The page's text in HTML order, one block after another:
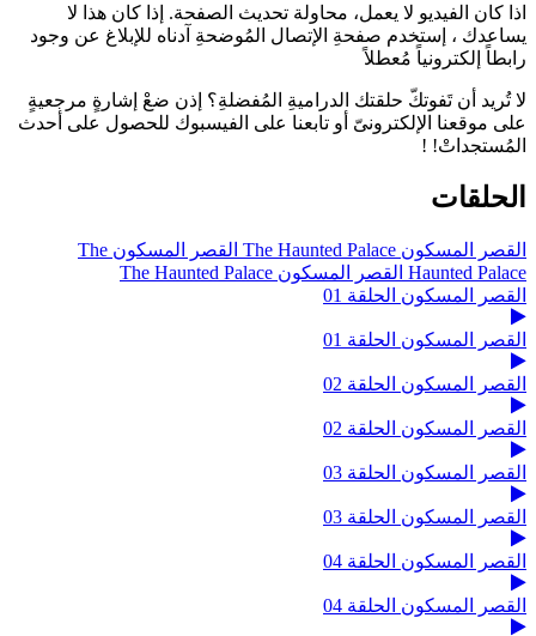
اذا كان الفيديو لا يعمل، محاولة تحديث الصفحة. إذا كان هذا لا
يساعدك ، إستخدم صفحةِ الإتصال المُوضحةِ آدناه للإبلاغ عن وجود
رابطاً إلكترونياً مُعطلاً
لا تُريد أن تَفوتكّ حلقتك الدراميةِ المُفضلةِ؟ إذن ضعْ إشارةٍ مرجعيةٍ
على موقعنا الإلكترونىّ أو تابعنا على الفيسبوك للحصول على أحدث
المُستجداتْ! !
الحلقات
القصر المسكون The Haunted Palace
القصر المسكون The
Haunted Palace القصر المسكون The Haunted Palace
القصر المسكون الحلقة 01
القصر المسكون الحلقة 01
القصر المسكون الحلقة 02
القصر المسكون الحلقة 02
القصر المسكون الحلقة 03
القصر المسكون الحلقة 03
القصر المسكون الحلقة 04
القصر المسكون الحلقة 04